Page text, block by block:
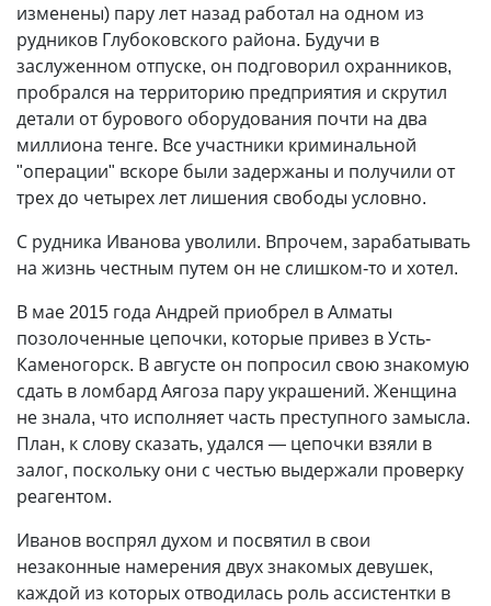
изменены) пару лет назад работал на одном из
рудников Глубоковского района. Будучи в
заслуженном отпуске, он подговорил охранников,
пробрался на территорию предприятия и скрутил
детали от бурового оборудования почти на два
миллиона тенге. Все участники криминальной
"операции" вскоре были задержаны и получили от
трех до четырех лет лишения свободы условно.
С рудника Иванова уволили. Впрочем, зарабатывать
на жизнь честным путем он не слишком-то и хотел.
В мае 2015 года Андрей приобрел в Алматы
позолоченные цепочки, которые привез в Усть-
Каменогорск. В августе он попросил свою знакомую
сдать в ломбард Аягоза пару украшений. Женщина
не знала, что исполняет часть преступного замысла.
План, к слову сказать, удался — цепочки взяли в
залог, поскольку они с честью выдержали проверку
реагентом.
Иванов воспрял духом и посвятил в свои
незаконные намерения двух знакомых девушек,
каждой из которых отводилась роль ассистентки в